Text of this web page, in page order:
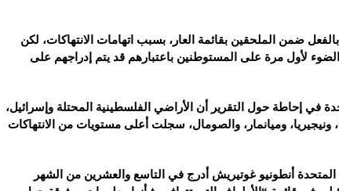
ضمن الملحقين بقائمة العار، بسبب اتهامات الانتهاكات، لكن
لأول مرة على المستوطنين باعتبارهم قد يتم إدراجهم على
في إحاطة حول التقرير أن الأراضي الفلسطينية المحتلة وإسرائيل،
‏ونيجيريا، وميانمار، والصومال، سجلت أعلى مستويات من الانتهاكات
المتحدة أنطونيو غوتيريش أدرج في التاسع والعشرين من الشهر